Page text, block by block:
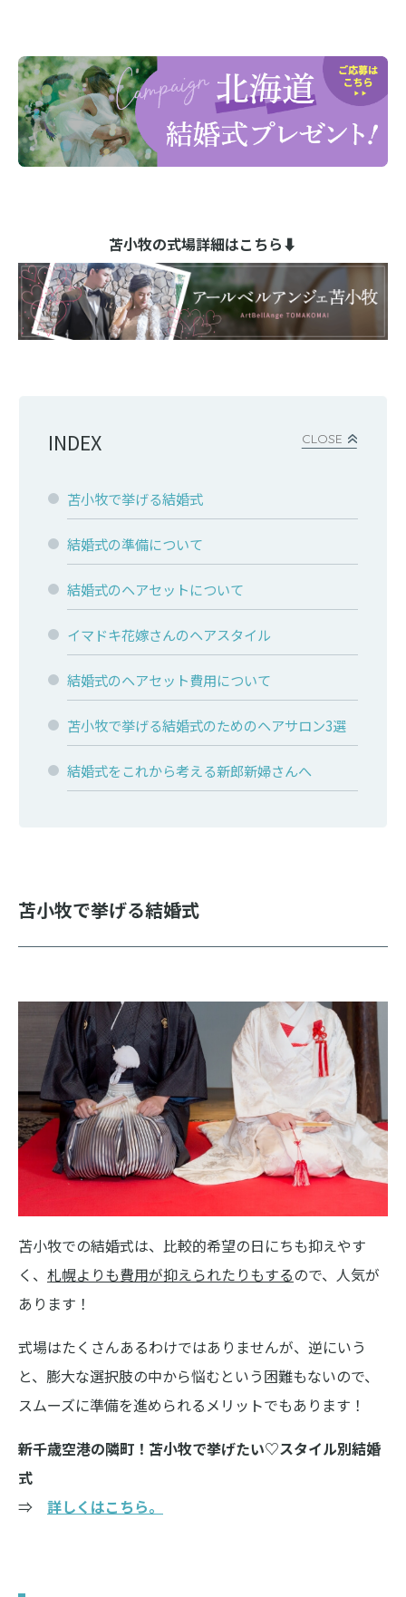
苫小牧の式場詳細はこちら⬇︎
CLOSE
INDEX
苫小牧で挙げる結婚式
結婚式の準備について
結婚式のヘアセットについて
イマドキ花嫁さんのヘアスタイル
結婚式のヘアセット費用について
苫小牧で挙げる結婚式のためのヘアサロン3選
結婚式をこれから考える新郎新婦さんへ
苫小牧で挙げる結婚式
苫小牧での結婚式は、比較的希望の日にちも抑えやす
く、 札幌よりも費用が抑えられたりもするので、人気が
あります！
式場はたくさんあるわけではありませんが、逆にいう
と、膨大な選択肢の中から悩むという困難もないので、
スムーズに準備を進められるメリットでもあります！
新千歳空港の隣町！苫小牧で挙げたい♡スタイル別結婚
式
⇒ 詳しくはこちら。